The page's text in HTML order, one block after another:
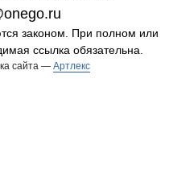
законом. При полном или
ссылка обязательна.
сайта — Артлекс